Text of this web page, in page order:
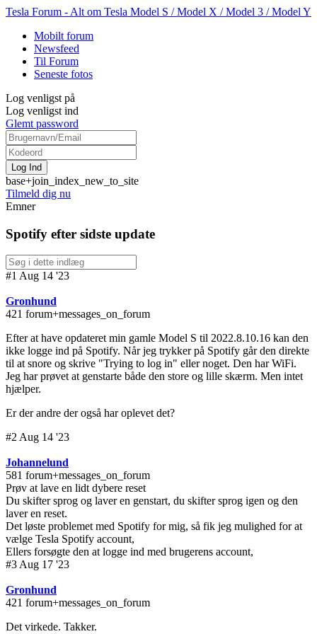
Tesla Forum - Alt om Tesla Model S / Model X / Model 3 / Model Y
Mobilt forum
Newsfeed
Til Forum
Seneste fotos
Log venligst på
Log venligst ind
Glemt password
base+join_index_new_to_site
Tilmeld dig nu
Emner
Spotify efter sidste update
#1 Aug 14 '23
Gronhund
421 forum+messages_on_forum
Efter at have opdateret min gamle Model S til 2022.8.10.16 kan den
ikke logge ind på Spotify. Når jeg trykker på Spotify går den direkte
til at snore og skrive "Trying to log in" eller noget. Den har WiFi.
Jeg har prøvet at genstarte både den store og lille skærm. Men intet
hjælper.
Er der andre der også har oplevet det?
#2 Aug 14 '23
Johannelund
581 forum+messages_on_forum
Prøv at lave en lidt dybere reset
Du skifter sprog og laver en genstart, du skifter sprog igen og den
laver en reset.
Det løste problemet med Spotify for mig, så fik jeg mulighed for at
vælge Tesla Spotify account,
Ellers forsøgte den at logge ind med brugerens account,
#3 Aug 17 '23
Gronhund
421 forum+messages_on_forum
Det virkede. Takker.